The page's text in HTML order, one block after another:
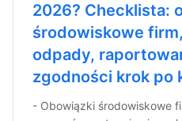
2026? Checklista:
środowiskowe
odpady,
zgodności krok po
- Obowiązki środowiskowe